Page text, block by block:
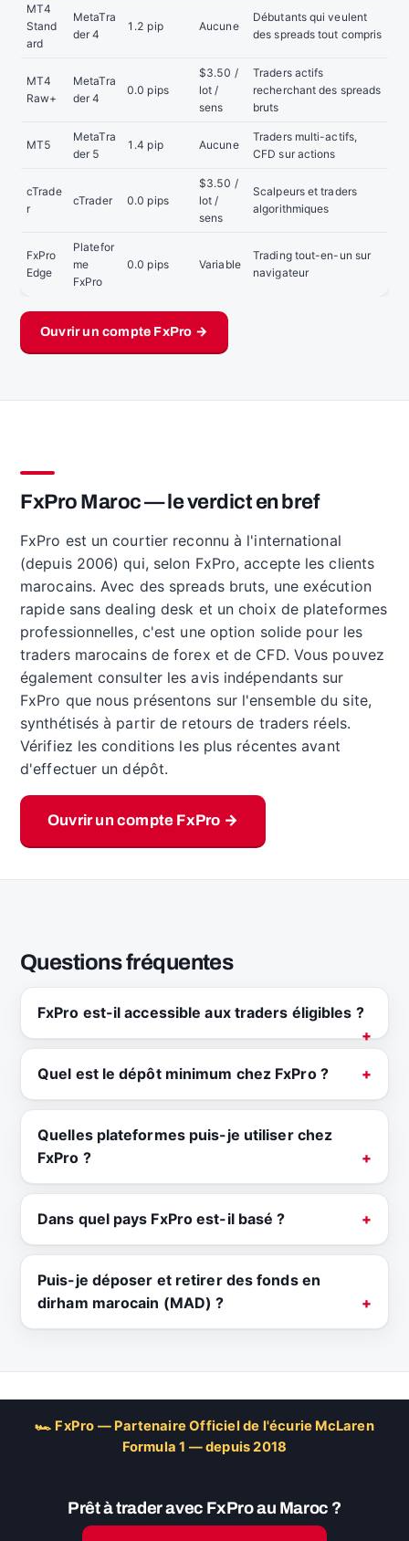
MT4
Stand
ard
MetaTra
der 4
1.2 pip Aucune
Débutants qui veulent
des spreads tout compris
MT4
Raw+
MetaTra
der 4
0.0 pips
$3.50 /
lot /
sens
Traders actifs
recherchant des spreads
bruts
MT5
MetaTra
der 5
1.4 pip Aucune
Traders multi-actifs,
CFD sur actions
cTrade
r
cTrader 0.0 pips
$3.50 /
lot /
sens
Scalpeurs et traders
algorithmiques
FxPro
Edge
Platefor
me
FxPro
0.0 pips Variable
Trading tout-en-un sur
navigateur
Ouvrir un compte FxPro →
FxPro Maroc — le verdict en bref
FxPro est un courtier reconnu à l'international
(depuis 2006) qui, selon FxPro, accepte les clients
marocains. Avec des spreads bruts, une exécution
rapide sans dealing desk et un choix de plateformes
professionnelles, c'est une option solide pour les
traders marocains de forex et de CFD. Vous pouvez
également consulter les avis indépendants sur
FxPro que nous présentons sur l'ensemble du site,
synthétisés à partir de retours de traders réels.
Vérifiez les conditions les plus récentes avant
d'effectuer un dépôt.
Ouvrir un compte FxPro →
Questions fréquentes
FxPro est-il accessible aux traders éligibles ?
Quel est le dépôt minimum chez FxPro ?
Quelles plateformes puis-je utiliser chez
FxPro ?
Dans quel pays FxPro est-il basé ?
Puis-je déposer et retirer des fonds en
dirham marocain (MAD) ?
🏎 FxPro — Partenaire Officiel de l'écurie McLaren
Formula 1 — depuis 2018
Prêt à trader avec FxPro au Maroc ?